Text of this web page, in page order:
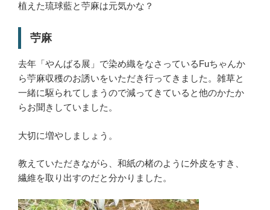
植えた琉球藍と苧麻は元気かな？
苧麻
去年「やんばる展」で染め織をなさっているFuちゃんか
ら苧麻収穫のお誘いをいただき行ってきました。雑草と
一緒に駆られてしまうので減ってきていると他のかたか
らお聞きしていました。
大切に増やしましょう。
教えていただきながら、和紙の楮のように外皮をすき、
繊維を取り出すのだと分かりました。